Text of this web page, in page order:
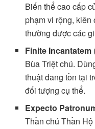
Biến thể cao cấp
phạm vi rộng, kiên
thường được các
Finite Incantatem
Bùa Triệt chú.
thuật đang tồn tại
đối tượng cụ thể.
Expecto
Thần chú Thần